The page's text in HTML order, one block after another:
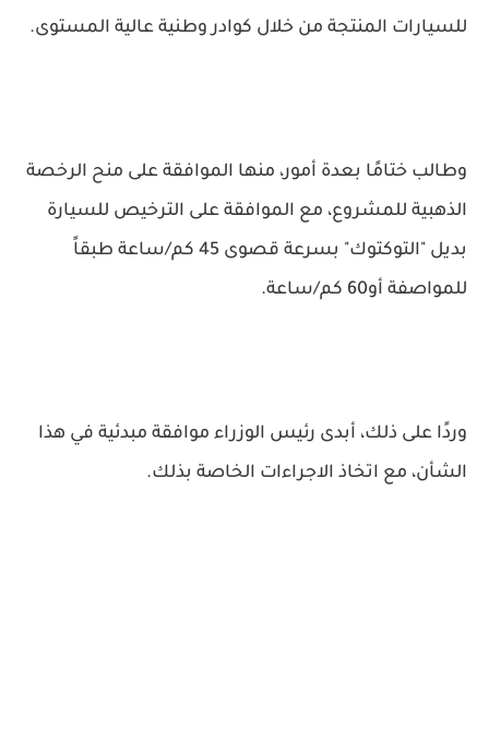
للسيارات المنتجة من خلال كوادر وطنية عالية المستوى.
وطالب ختامًا بعدة أمور، منها الموافقة على منح الرخصة
الذهبية للمشروع، مع الموافقة على الترخيص للسيارة
بديل "التوكتوك" بسرعة قصوى 45 كم/ساعة طبقاً
للمواصفة أو60 كم/ساعة.
وردًا على ذلك، أبدى رئيس الوزراء موافقة مبدئية في هذا
الشأن، مع اتخاذ الاجراءات الخاصة بذلك.